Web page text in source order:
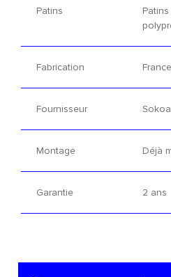
Patins
Fabrication France
Fournisseur Sokoa
Montage Déjà
Garantie 2 ans